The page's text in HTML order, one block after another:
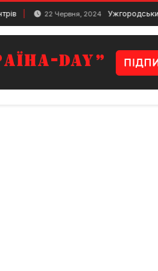
22 Червня, 2024 Ужгородський